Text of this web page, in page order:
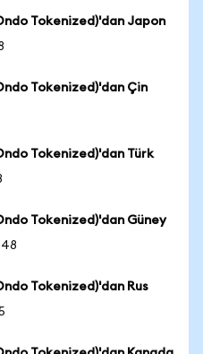
Tokenized)'dan Japon
Tokenized)'dan Çin
Tokenized)'dan Türk
Tokenized)'dan Güney
Tokenized)'dan Rus